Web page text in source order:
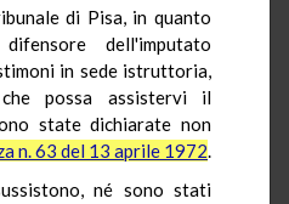
di Pisa, in quanto
dell'imputato
in sede istruttoria,
possa assistervi il
state dichiarate non
n. 63 del 13 aprile 1972.
né sono stati